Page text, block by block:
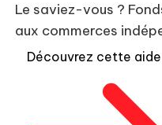
Le saviez-vous ?
aux commerces
Découvrez cette aide